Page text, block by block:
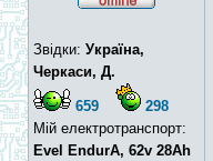
Звідки: Україна,
Черкаси, Д.
659
298
Мій електротранспорт:
Evel EndurA, 62v 28Ah